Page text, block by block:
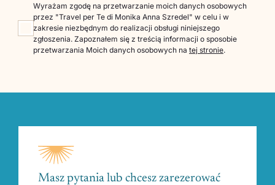
Wyrażam zgodę na przetwarzanie moich danych osobowych
przez "Travel per Te di Monika Anna Szredel" w celu i w
zakresie niezbędnym do realizacji obsługi niniejszego
zgłoszenia. Zapoznałem się z treścią informacji o sposobie
przetwarzania Moich danych osobowych na tej stronie.
Masz pytania lub chcesz zarezerować